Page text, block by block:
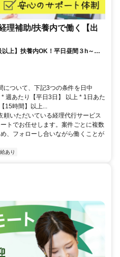
理補助/扶養内で働く【出
以上】扶養内OK！平日昼間３h～。
♪
について、下記3つの条件を日中
週あたり【平日3日】 以上 * 1日あた
15時間】以上...
頼いただいている経理代行サービス
トでお任せします。案件ごとに複数
、フォローし合いながら働くことが
あり